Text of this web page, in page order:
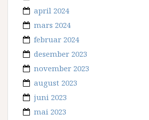
april 2024
mars 2024
februar 2024
desember 2023
november 2023
august 2023
juni 2023
mai 2023